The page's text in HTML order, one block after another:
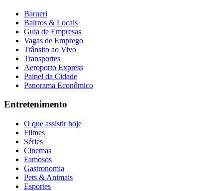
Barueri
Bairros & Locais
Guia de Empresas
Vagas de Emprego
Trânsito ao Vivo
Transportes
Aeroporto Express
Painel da Cidade
Panorama Econômico
Entretenimento
O que assistir hoje
Filmes
Séries
Cinemas
Famosos
Gastronomia
Pets & Animais
Esportes